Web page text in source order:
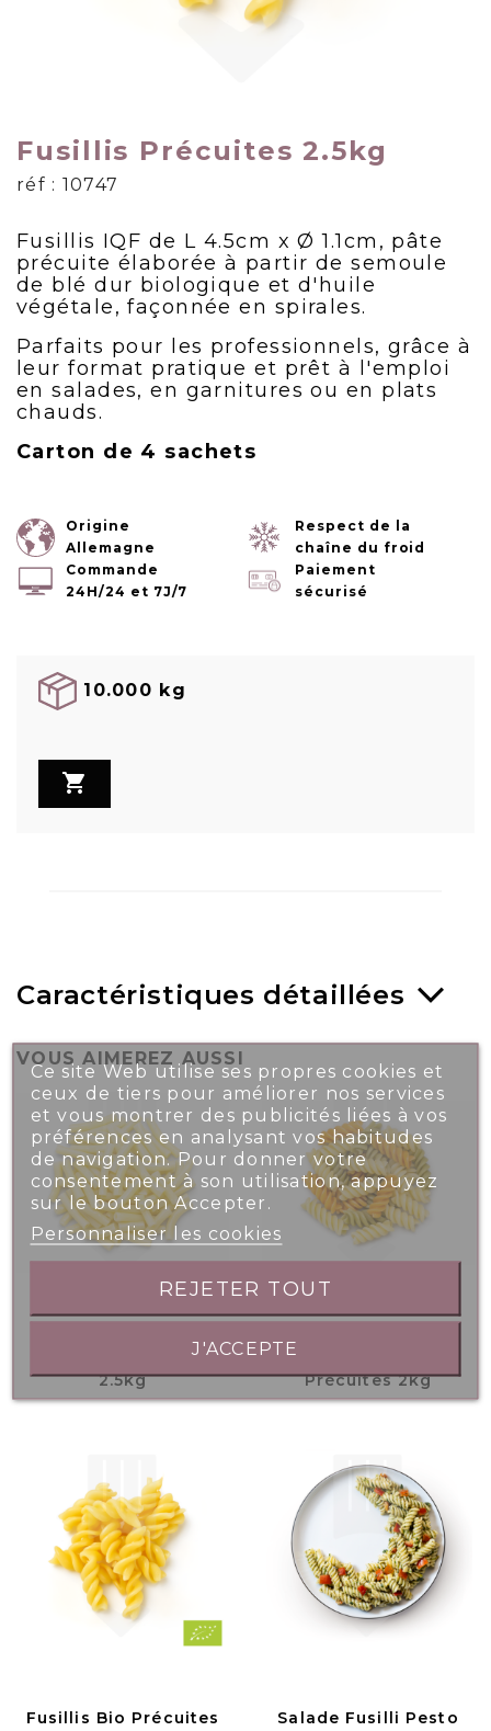
Fusillis Précuites 2.5kg
réf : 10747
Fusillis IQF de L 4.5cm x Ø 1.1cm, pâte
précuite élaborée à partir de semoule
de blé dur biologique et d'huile
végétale, façonnée en spirales.
Parfaits pour les professionnels, grâce à
leur format pratique et prêt à l'emploi
en salades, en garnitures ou en plats
chauds.
Carton de 4 sachets
Origine
Allemagne
Respect de la
chaîne du froid
Commande
24H/24 et 7J/7
Paiement
sécurisé
10.000 kg

Caractéristiques détaillées
VOUS AIMEREZ AUSSI
Macaronis Précuits
2.5kg
Fusillis Tricolores
Précuites 2kg
Fusillis Bio Précuites
Salade Fusilli Pesto
Ce site Web utilise ses propres cookies et
ceux de tiers pour améliorer nos services
et vous montrer des publicités liées à vos
préférences en analysant vos habitudes
de navigation. Pour donner votre
consentement à son utilisation, appuyez
sur le bouton Accepter.
Personnaliser les cookies
REJETER TOUT
J'ACCEPTE